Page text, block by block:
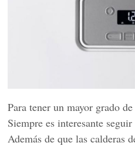
Para tener un mayor grado
Siempre es interesante
Además de que las calderas